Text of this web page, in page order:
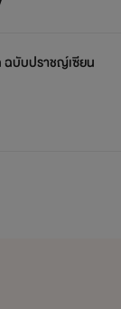
ลยพวกมึง" ร่างบ
พูดพลางหัวเราะช
เขินอายเพียงแ
ำไมวะ" รัตติกาล
ฉบับปราชญ์เซียน